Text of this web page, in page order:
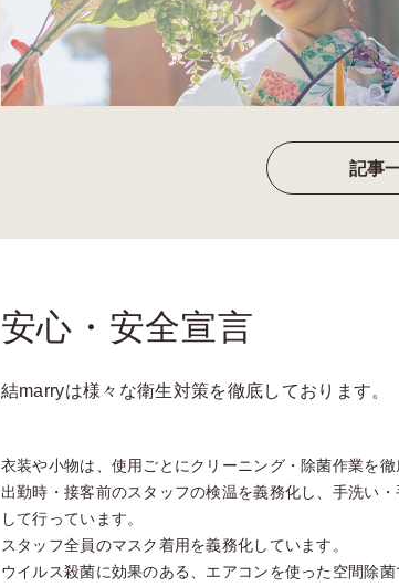
記事
安心・安全宣言
結marryは様々な衛生対策を徹底しております。
衣装や小物は、使用ごとにクリーニング・除菌作業を徹
出勤時・接客前のスタッフの検温を義務化し、手洗い
して行っています。
スタッフ全員のマスク着用を義務化しています。
ウイルス殺菌に効果のある、エアコンを使った空間除